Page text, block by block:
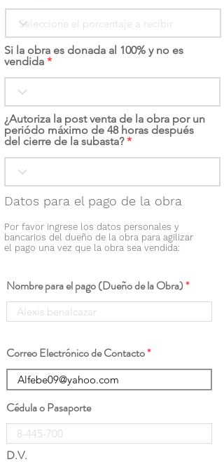
Si la obra es donada al 100% y no es
vendida
¿Autoriza la post venta de la obra por un
periódo máximo de 48 horas después
del cierre de la subasta?
Datos para el pago de la obra
Por favor ingrese los datos personales y
bancarios del dueño de la obra para agilizar
el pago una vez que la obra sea vendida:
Nombre para el pago (Dueño de la Obra)
Correo Electrónico de Contacto
Cédula o Pasaporte
D.V.